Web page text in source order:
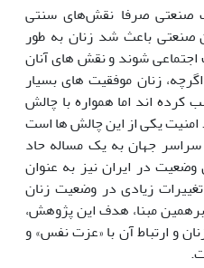
صنعتی صرفا نقشهای سنتی
صنعتی باعث شد زنان به طور
شوند و نقش های آنان
زنان موفقیت های بسیار
اند اما همواره با چالش
امنیت یکی از این چالش ها است
جهان به یک مساله حاد
در ایران نیز به عنوان
زیادی در وضعیت زنان
مبنا، هدف این پژوهش،
و ارتباط آن با «عزت نفس» و